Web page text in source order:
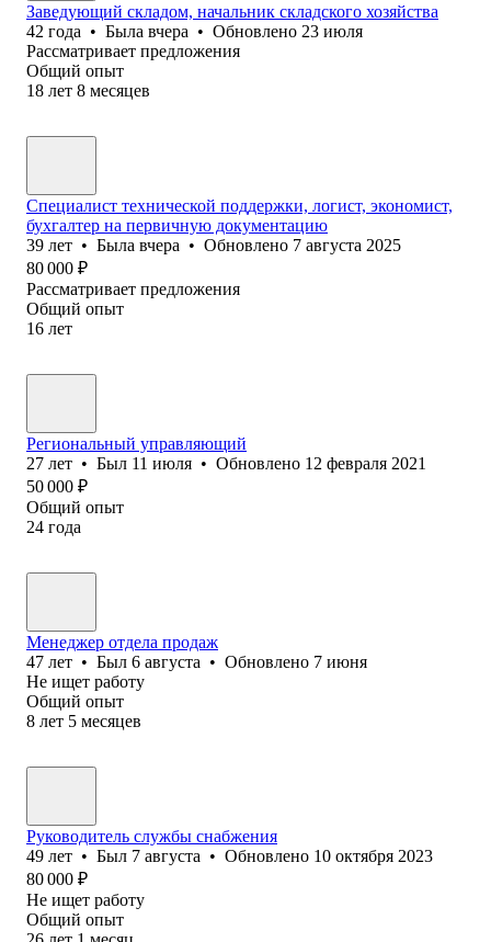
Заведующий складом, начальник складского хозяйства
42 года • Была вчера • Обновлено 23 июля
Рассматривает предложения
Общий опыт
18 лет 8 месяцев
Специалист технической поддержки, логист, экономист,
бухгалтер на первичную документацию
39 лет • Была вчера • Обновлено 7 августа 2025
80 000 ₽
Рассматривает предложения
Общий опыт
16 лет
Региональный управляющий
27 лет • Был 11 июля • Обновлено 12 февраля 2021
50 000 ₽
Общий опыт
24 года
Менеджер отдела продаж
47 лет • Был 6 августа • Обновлено 7 июня
Не ищет работу
Общий опыт
8 лет 5 месяцев
Руководитель службы снабжения
49 лет • Был 7 августа • Обновлено 10 октября 2023
80 000 ₽
Не ищет работу
Общий опыт